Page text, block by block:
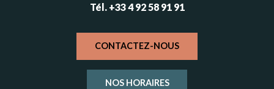
Tél. +33 4 92 58 91 91
CONTACTEZ-NOUS
NOS HORAIRES